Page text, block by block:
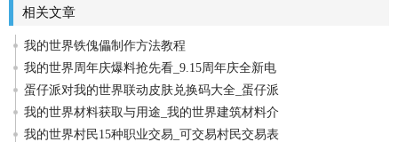
相关文章
我的世界铁傀儡制作方法教程
我的世界周年庆爆料抢先看_9.15周年庆全新电
蛋仔派对我的世界联动皮肤兑换码大全_蛋仔派
我的世界材料获取与用途_我的世界建筑材料介
我的世界村民15种职业交易_可交易村民交易表